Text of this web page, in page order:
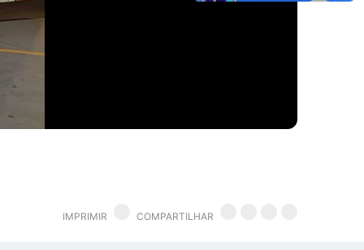
IMPRIMIR COMPARTILHAR